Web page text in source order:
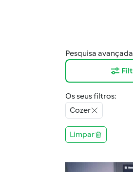
Pesquisa avançada
Os seus filtros:
Cozer
Limpar